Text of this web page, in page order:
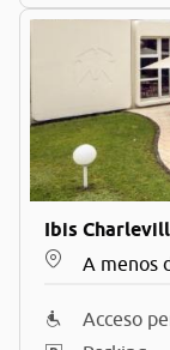
Ibis
A menos
Acceso